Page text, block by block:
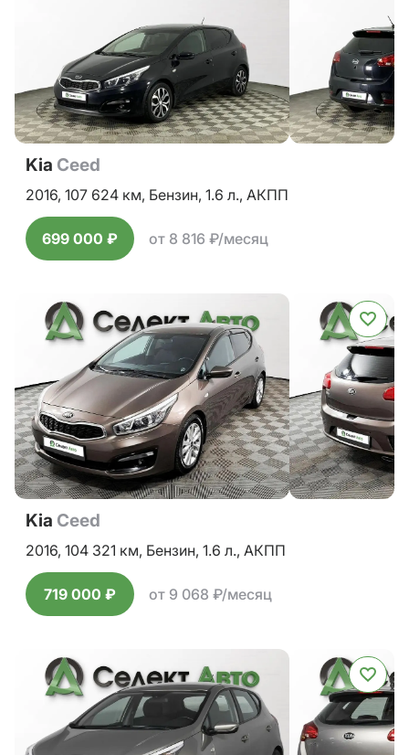
Kia Ceed
2016, 107 624 км, Бензин, 1.6 л., АКПП
699 000 ₽ от 8 816 ₽/месяц
Kia Ceed
2016, 104 321 км, Бензин, 1.6 л., АКПП
719 000 ₽ от 9 068 ₽/месяц